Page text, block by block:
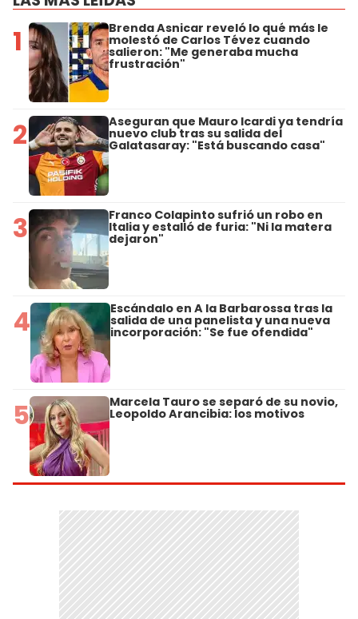
1 Brenda Asnicar reveló lo qué más le
molestó de Carlos Tévez cuando
salieron: "Me generaba mucha
frustración"
2 Aseguran que Mauro Icardi ya tendría
nuevo club tras su salida del
Galatasaray: "Está buscando casa"
3 Franco Colapinto sufrió un robo en
Italia y estalló de furia: "Ni la matera
dejaron"
4 Escándalo en A la Barbarossa tras la
salida de una panelista y una nueva
incorporación: "Se fue ofendida"
5 Marcela Tauro se separó de su novio,
Leopoldo Arancibia: los motivos